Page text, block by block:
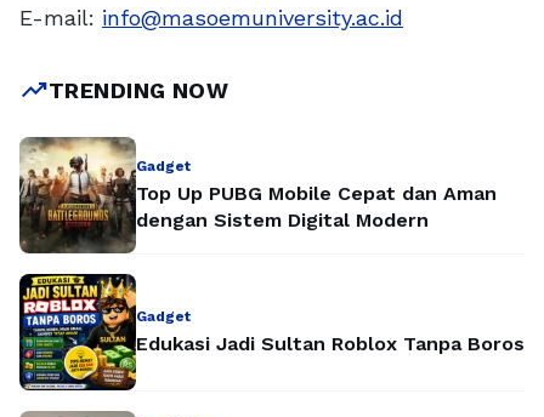
E-mail: info@masoemuniversity.ac.id
trending_upTRENDING NOW
Gadget
Top Up PUBG Mobile Cepat dan Aman
dengan Sistem Digital Modern
Gadget
Edukasi Jadi Sultan Roblox Tanpa Boros